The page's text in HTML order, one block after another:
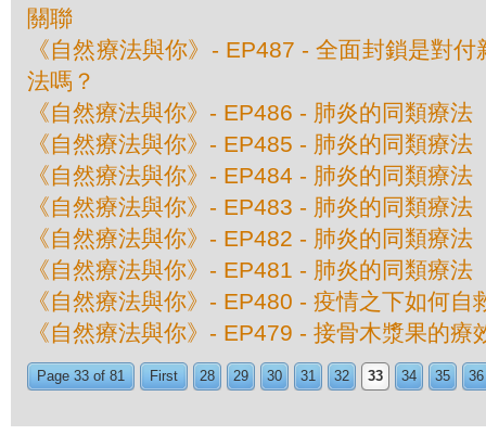
關聯
《自然療法與你》- EP487 - 全面封鎖是對
法嗎？
《自然療法與你》- EP486 - 肺炎的同類療法
《自然療法與你》- EP485 - 肺炎的同類療法
《自然療法與你》- EP484 - 肺炎的同類療法
《自然療法與你》- EP483 - 肺炎的同類療法
《自然療法與你》- EP482 - 肺炎的同類療法
《自然療法與你》- EP481 - 肺炎的同類療法
《自然療法與你》- EP480 - 疫情之下如何自
《自然療法與你》- EP479 - 接骨木漿果的療
Page 33 of 81 First 28 29 30 31 32 33 34 35 36